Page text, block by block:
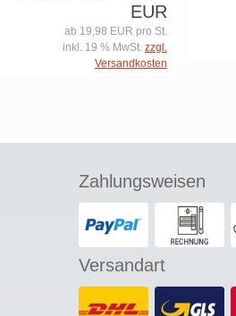
EUR
ab 19,98 EUR pro St.
inkl. 19 % MwSt. zzgl.
Versandkosten
Zahlungsweisen
Versandart